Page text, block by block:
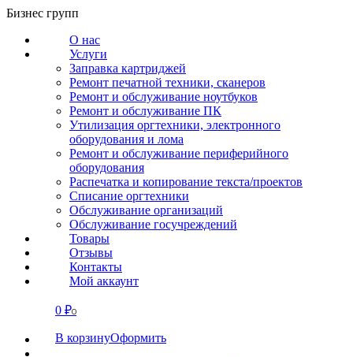
Перейти
содержанию
Бизнес групп
О нас
Услуги
Заправка картриджей
Ремонт печатной техники, сканеров
Ремонт и обслуживание ноутбуков
Ремонт и обслуживание ПК
Утилизация оргтехники, электронного
оборудования и лома
Ремонт и обслуживание периферийного
оборудования
Распечатка и копирование текста/проектов
Списание оргтехники
Обслуживание организаций
Обслуживание госучреждений
Товары
Отзывы
Контакты
Мой аккаунт
0 ₽0
В корзинуОформить
СВЯЗАТЬСЯ
О нас